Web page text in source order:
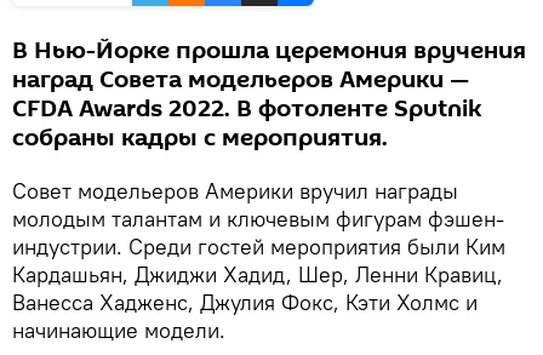
В Нью-Йорке прошла церемония вручения
наград Совета модельеров Америки —
CFDA Awards 2022. В фотоленте Sputnik
собраны кадры с мероприятия.
Совет модельеров Америки вручил награды
молодым талантам и ключевым фигурам фэшен-
индустрии. Среди гостей мероприятия были Ким
Кардашьян, Джиджи Хадид, Шер, Ленни Кравиц,
Ванесса Хадженс, Джулия Фокс, Кэти Холмс и
начинающие модели.